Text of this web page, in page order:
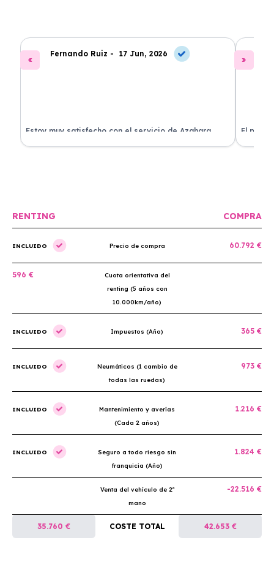
Fernando Ruiz - 17 Jun, 2026
Estoy muy satisfecho con el servicio de Azahara
Renting. El coche está en perfectas condiciones y el
El
llegó
RENTING COMPRA
INCLUIDO Precio de compra 60.792 €
596 €
Cuota orientativa del
renting (5 años con
10.000km/año)
INCLUIDO Impuestos (Año) 365 €
INCLUIDO
Neumáticos (1 cambio de
todas las ruedas)
973 €
INCLUIDO
Mantenimiento y averías
(Cada 2 años)
1.216 €
INCLUIDO
Seguro a todo riesgo sin
franquicia (Año)
1.824 €
Venta del vehículo de 2ª
mano
-22.516 €
35.760 € COSTE TOTAL 42.653 €